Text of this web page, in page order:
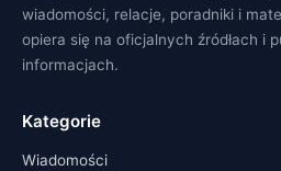
wiadomości, relacje, poradniki i
opiera się na oficjalnych źródłach i
informacjach.
Kategorie
Wiadomości